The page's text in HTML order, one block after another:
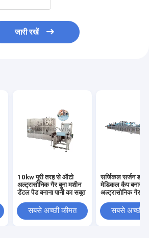
जारी रखें
10kw पूरी तरह से ऑटो
अल्ट्रासोनिक गैर बुना मशीन
डेंटल पैड बनाना पानी का सबूत
सबसे अच्छी कीमत
सर्जिकल सर्जन
मेडिकल कैप बनाने
अल्ट्रासोनिक गैर
सबसे अच्छी